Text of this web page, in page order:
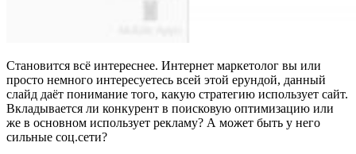
Становится всё интереснее. Интернет маркетолог вы или
просто немного интересуетесь всей этой ерундой, данный
слайд даёт понимание того, какую стратегию использует сайт.
Вкладывается ли конкурент в поисковую оптимизацию или
же в основном использует рекламу? А может быть у него
сильные соц.сети?